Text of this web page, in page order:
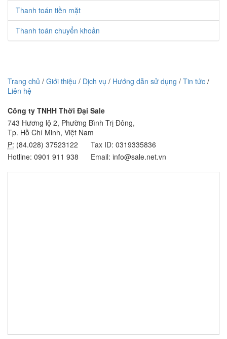
Thanh toán tiền mặt
Thanh toán chuyển khoản
Trang chủ / Giới thiệu / Dịch vụ / Hướng dẫn sử dụng / Tin tức /
Liên hệ
Công ty TNHH Thời Đại Sale
743 Hương lộ 2, Phường Bình Trị Đông,
Tp. Hồ Chí Minh, Việt Nam
P: (84.028) 37523122
Tax ID: 0319335836
Hotline: 0901 911 938
Email: info@sale.net.vn